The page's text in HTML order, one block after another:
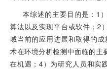
本综述的主要目的是：1
算法以及实现平台或软件；2
域当前的应用进展和取得的
术在环境分析检测中面临的
在机遇；4）为研究人员和实